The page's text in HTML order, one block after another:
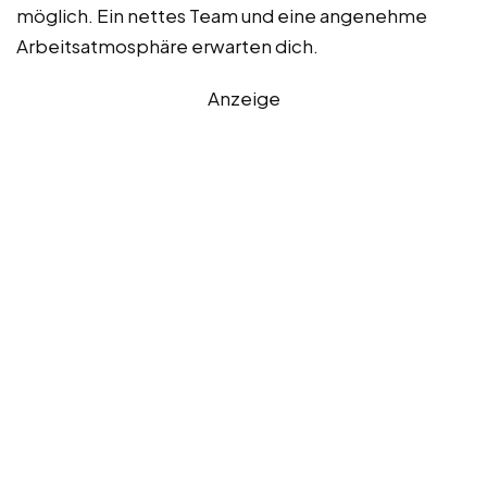
möglich. Ein nettes Team und eine angenehme
Arbeitsatmosphäre erwarten dich.
Anzeige